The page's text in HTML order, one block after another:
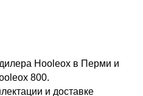
Hooleox в Перми и
800.
и доставке